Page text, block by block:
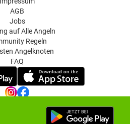
AGB
Jobs
auf Alle Angeln
Regeln
Angelknoten
FAQ
Einstellungen